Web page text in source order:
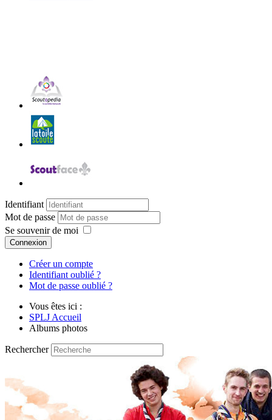
Identifiant
Mot de passe
Se souvenir de moi
Connexion
Créer un compte
Identifiant oublié ?
Mot de passe oublié ?
Vous êtes ici :
SPLJ Accueil
Albums photos
Rechercher